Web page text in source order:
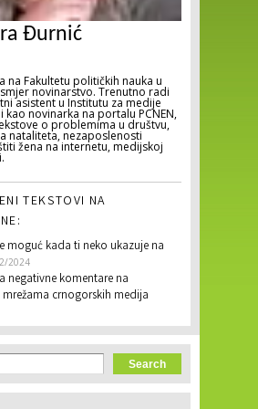
Đurnić
na Fakultetu političkih nauka u
novinarstvo. Trenutno radi
asistent u Institutu za medije
kao novinarka na portalu PCNEN,
o problemima u društvu,
nataliteta, nezaposlenosti
žena na internetu, medijskoj
TEKSTOVI NA
moguć kada ti neko ukazuje na
2024
negativne komentare na
crnogorskih medija